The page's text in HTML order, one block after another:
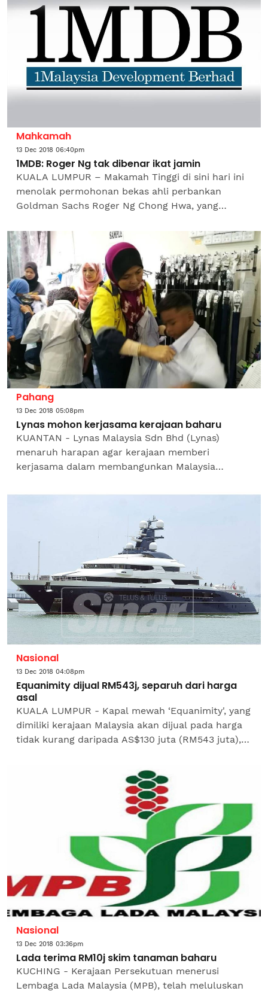
Mahkamah
13 Dec 2018 06:40pm
1MDB: Roger Ng tak dibenar ikat jamin
KUALA LUMPUR – Makamah Tinggi di sini hari ini
menolak permohonan bekas ahli perbankan
Goldman Sachs Roger Ng Chong Hwa, yang
berkaitan 1Malaysia...
Pahang
13 Dec 2018 05:08pm
Lynas mohon kerjasama kerajaan baharu
KUANTAN - Lynas Malaysia Sdn Bhd (Lynas)
menaruh harapan agar kerajaan memberi
kerjasama dalam membangunkan Malaysia
Naib Presiden Bahagian Modal Insan...
Nasional
13 Dec 2018 04:08pm
Equanimity dijual RM543j, separuh dari harga
asal
KUALA LUMPUR - Kapal mewah ‘Equanimity', yang
dimiliki kerajaan Malaysia akan dijual pada harga
tidak kurang daripada AS$130 juta (RM543 juta),
Nasional
13 Dec 2018 03:36pm
Lada terima RM10j skim tanaman baharu
KUCHING - Kerajaan Persekutuan menerusi
Lembaga Lada Malaysia (MPB), telah meluluskan